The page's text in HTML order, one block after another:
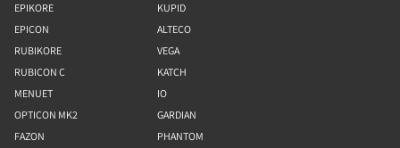
EPIKORE
EPICON
RUBIKORE
RUBICON C
MENUET
OPTICON MK2
FAZON
KUPID
ALTECO
VEGA
KATCH
IO
GARDIAN
PHANTOM